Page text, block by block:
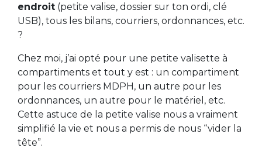
endroit (petite valise, dossier sur ton ordi, clé
USB), tous les bilans, courriers, ordonnances, etc.
?
Chez moi, j’ai opté pour une petite valisette à
compartiments et tout y est : un compartiment
pour les courriers MDPH, un autre pour les
ordonnances, un autre pour le matériel, etc.
Cette astuce de la petite valise nous a vraiment
simplifié la vie et nous a permis de nous “vider la
tête”.